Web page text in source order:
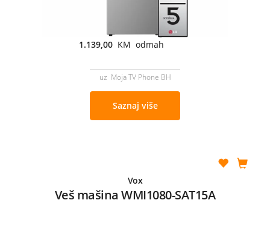
1.139,00 KM odmah
uz Moja TV Phone BH
Saznaj više
Vox
Veš mašina WMI1080-SAT15A